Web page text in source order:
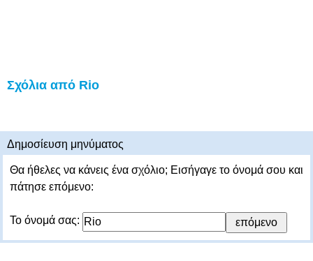
Σχόλια από Rio
Δημοσίευση μηνύματος
Θα ήθελες να κάνεις ένα σχόλιο; Εισήγαγε το όνομά σου και
πάτησε επόμενο:
Το όνομά σας: